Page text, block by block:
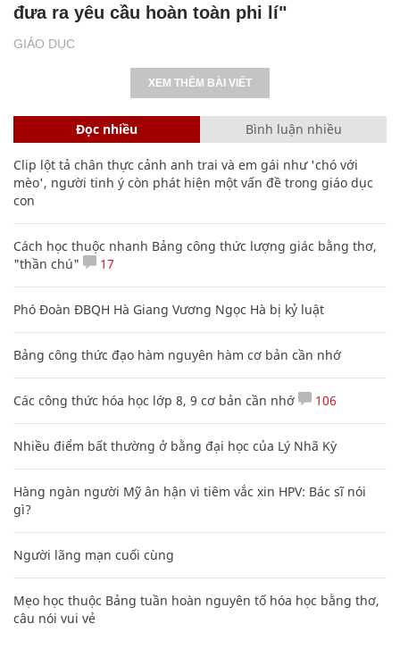
GIÁO DỤC
đưa ra yêu cầu hoàn toàn phi lí"
XEM THÊM BÀI VIẾT
Đọc nhiều Bình luận nhiều
Clip lột tả chân thực cảnh anh trai và em gái như 'chó với
mèo', người tinh ý còn phát hiện một vấn đề trong giáo dục
con
Cách học thuộc nhanh Bảng công thức lượng giác bằng thơ,
"thần chú"
17
Phó Đoàn ĐBQH Hà Giang Vương Ngọc Hà bị kỷ luật
Bảng công thức đạo hàm nguyên hàm cơ bản cần nhớ
Các công thức hóa học lớp 8, 9 cơ bản cần nhớ 106
Nhiều điểm bất thường ở bằng đại học của Lý Nhã Kỳ
Hàng ngàn người Mỹ ân hận vì tiêm vắc xin HPV: Bác sĩ nói
gì?
Người lãng mạn cuối cùng
Mẹo học thuộc Bảng tuần hoàn nguyên tố hóa học bằng thơ,
câu nói vui vẻ